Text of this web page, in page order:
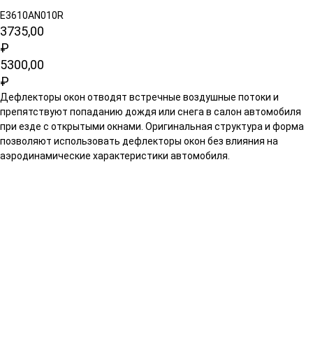
E3610AN010R
3735,00
₽
5300,00
₽
Дефлекторы окон отводят встречные воздушные потоки и
препятствуют попаданию дождя или снега в салон автомобиля
при езде с открытыми окнами. Оригинальная структура и форма
позволяют использовать дефлекторы окон без влияния на
аэродинамические характеристики автомобиля.